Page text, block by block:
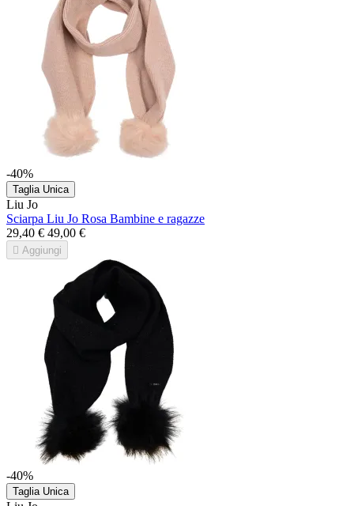
-40%
Taglia Unica
Liu Jo
Sciarpa Liu Jo Rosa Bambine e ragazze
29,40 € 49,00 €
 Aggiungi
-40%
Taglia Unica